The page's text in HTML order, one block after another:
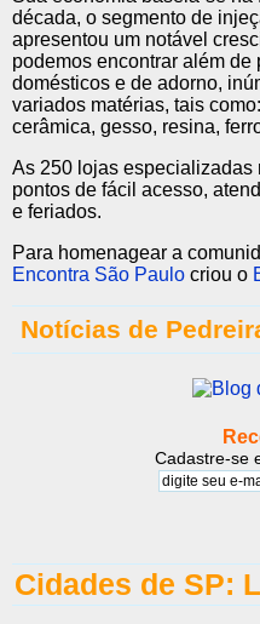
década, o segmento de
apresentou um notável
podemos encontrar além
domésticos e de adorno,
variados matérias, tais
cerâmica, gesso, resina,
As 250 lojas especializadas
pontos de fácil acesso,
e feriados.
Para homenagear a
Encontra São Paulo criou o
Notícias de
Cadastre-se
Cidades de SP: